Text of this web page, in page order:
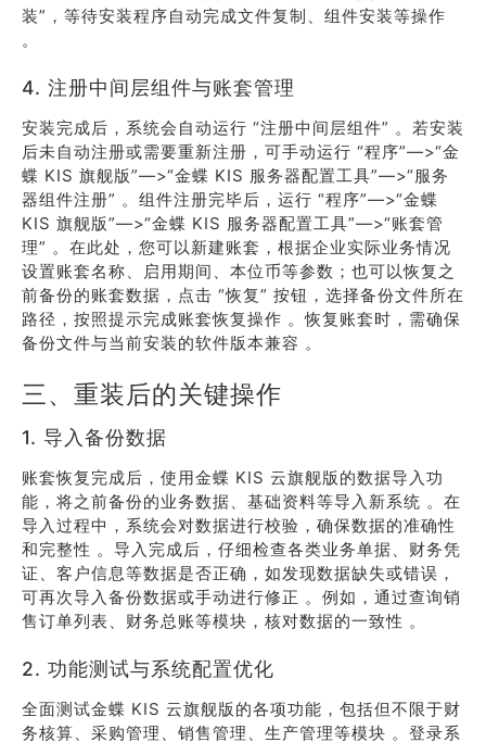
装”，等待安装程序自动完成文件复制、组件安装等操作
。
4. 注册中间层组件与账套管理
安装完成后，系统会自动运行 “注册中间层组件” 。若安装
后未自动注册或需要重新注册，可手动运行 “程序”—>“金
蝶 KIS 旗舰版”—>“金蝶 KIS 服务器配置工具”—>“服务
器组件注册” 。组件注册完毕后，运行 “程序”—>“金蝶
KIS 旗舰版”—>“金蝶 KIS 服务器配置工具”—>“账套管
理” 。在此处，您可以新建账套，根据企业实际业务情况
设置账套名称、启用期间、本位币等参数；也可以恢复之
前备份的账套数据，点击 “恢复” 按钮，选择备份文件所在
路径，按照提示完成账套恢复操作 。恢复账套时，需确保
备份文件与当前安装的软件版本兼容 。
三、重装后的关键操作
1. 导入备份数据
账套恢复完成后，使用金蝶 KIS 云旗舰版的数据导入功
能，将之前备份的业务数据、基础资料等导入新系统 。在
导入过程中，系统会对数据进行校验，确保数据的准确性
和完整性 。导入完成后，仔细检查各类业务单据、财务凭
证、客户信息等数据是否正确，如发现数据缺失或错误，
可再次导入备份数据或手动进行修正 。例如，通过查询销
售订单列表、财务总账等模块，核对数据的一致性 。
2. 功能测试与系统配置优化
全面测试金蝶 KIS 云旗舰版的各项功能，包括但不限于财
务核算、采购管理、销售管理、生产管理等模块 。登录系